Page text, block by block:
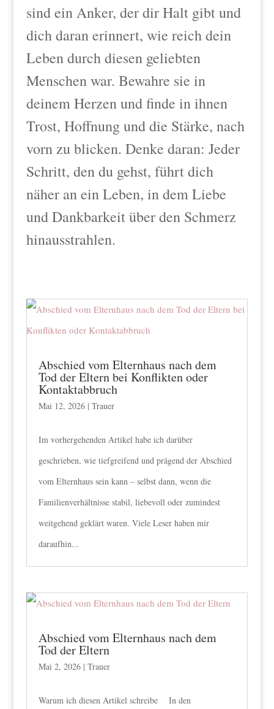
sind ein Anker, der dir Halt gibt und
dich daran erinnert, wie reich dein
Leben durch diesen geliebten
Menschen war. Bewahre sie in
deinem Herzen und finde in ihnen
Trost, Hoffnung und die Stärke, nach
vorn zu blicken. Denke daran: Jeder
Schritt, den du gehst, führt dich
näher an ein Leben, in dem Liebe
und Dankbarkeit über den Schmerz
hinausstrahlen.
Abschied vom Elternhaus nach dem
Tod der Eltern bei Konflikten oder
Kontaktabbruch
Mai 12, 2026| Trauer
Im vorhergehenden Artikel habe ich darüber
geschrieben, wie tiefgreifend und prägend der Abschied
vom Elternhaus sein kann – selbst dann, wenn die
Familienverhältnisse stabil, liebevoll oder zumindest
weitgehend geklärt waren. Viele Leser haben mir
daraufhin...
Abschied vom Elternhaus nach dem
Tod der Eltern
Mai 2, 2026| Trauer
Warum ich diesen Artikel schreibe In den